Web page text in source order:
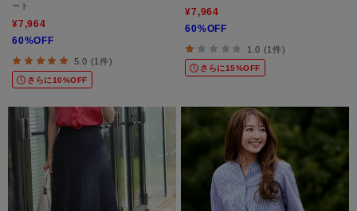
ート
¥7,964
60%OFF
5.0 (1件)
さらに10%OFF
¥7,964
60%OFF
1.0 (1件)
さらに15%OFF